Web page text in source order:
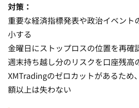
対策：
重要な経済指標発表や政治イベント
小する
金曜日にストップロスの位置を再確
週末持ち越し分のリスクを口座残高
XMTradingのゼロカットがあるため
額以上は失わない